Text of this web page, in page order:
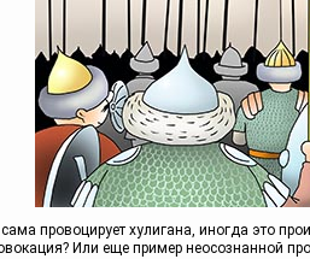
провоцирует хулигана, иногда это
Или еще пример неосознанной